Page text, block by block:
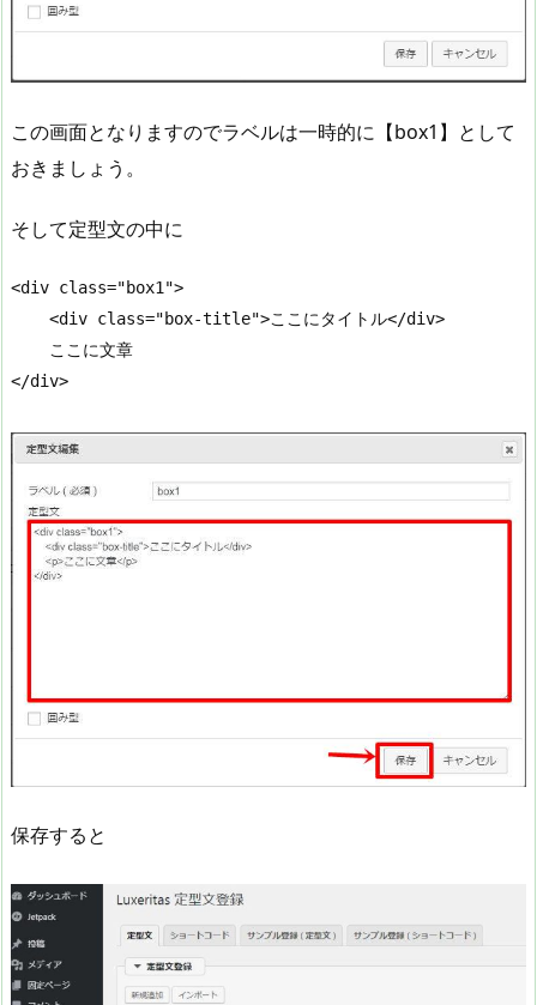
この画面となりますのでラベルは一時的に【box1】として
おきましょう。
そして定型文の中に
<div class="box1">
    <div class="box-title">ここにタイトル</div>
    ここに文章
</div>
保存すると